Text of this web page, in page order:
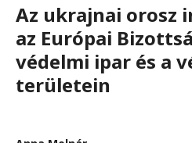
Az ukrajnai orosz
az Európai
védelmi ipar és a
területein